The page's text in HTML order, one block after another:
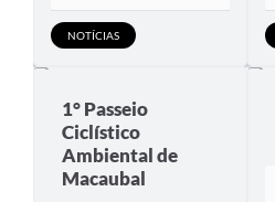
NOTÍCIAS
1° Passeio
Ciclístico
Ambiental de
Macaubal